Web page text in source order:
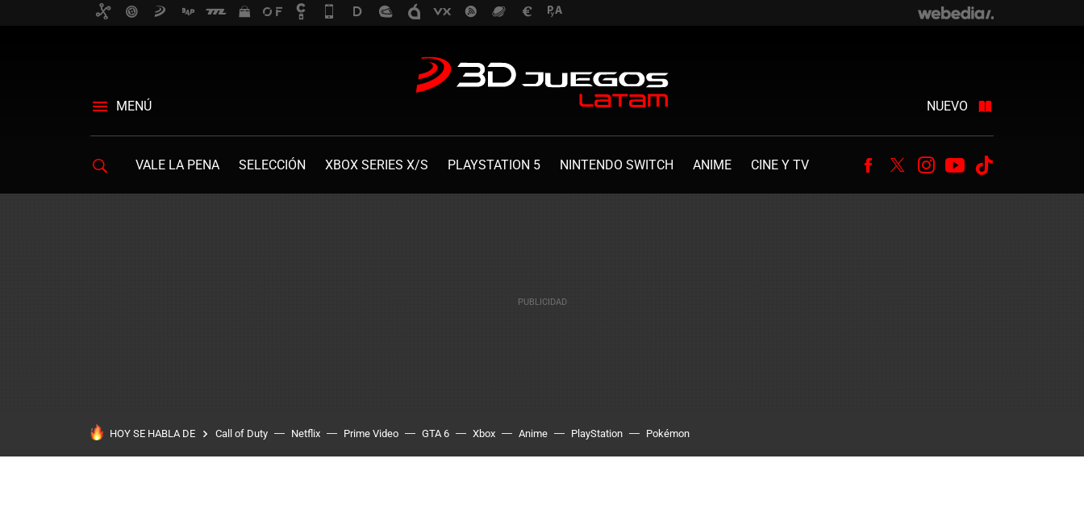
MENÚ NUEVO
VALE LA PENA SELECCIÓN XBOX SERIES X/S PLAYSTATION 5 NINTENDO SWITCH ANIME CINE Y TV Facebook
TwitterInstagram
Youtube
HOY SE HABLA DE Call of Duty Netflix Prime Video GTA 6 Xbox Anime PlayStation Pokémon